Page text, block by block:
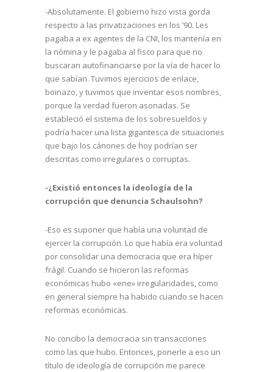
-Absolutamente. El gobierno hizo vista gorda
respecto a las privatizaciones en los ’90. Les
pagaba a ex agentes de la CNI, los mantenía en
la nómina y le pagaba al fisco para que no
buscaran autofinanciarse por la vía de hacer lo
que sabían. Tuvimos ejercicios de enlace,
boinazo, y tuvimos que inventar esos nombres,
porque la verdad fueron asonadas. Se
estableció el sistema de los sobresueldos y
podría hacer una lista gigantesca de situaciones
que bajo los cánones de hoy podrían ser
descritas como irregulares o corruptas.
-¿Existió entonces la ideología de la
corrupción que denuncia Schaulsohn?
-Eso es suponer que había una voluntad de
ejercer la corrupción. Lo que había era voluntad
por consolidar una democracia que era híper
frágil. Cuando se hicieron las reformas
económicas hubo «ene» irregularidades, como
en general siempre ha habido cuando se hacen
reformas económicas.
No concibo la democracia sin transacciones
como las que hubo. Entonces, ponerle a eso un
título de ideología de corrupción me parece